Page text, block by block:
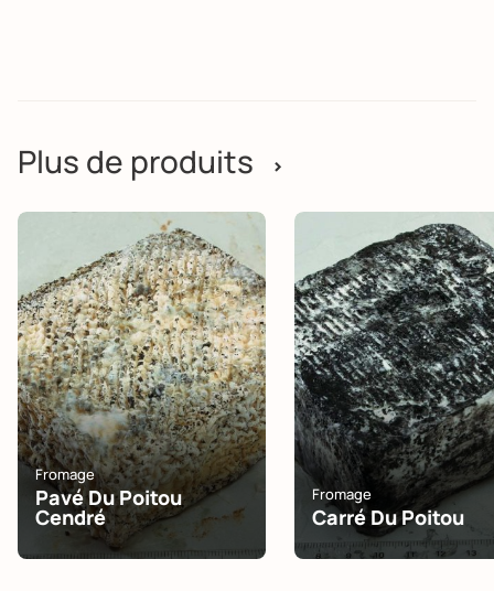
Plus de produits >
Fromage
Pavé Du Poitou
Cendré
Fromage
Carré Du Poitou